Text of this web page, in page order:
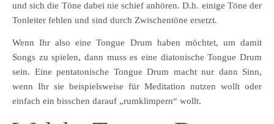
und sich die Töne dabei nie schief anhören. D.h. einige Töne der
Tonleiter fehlen und sind durch Zwischentöne ersetzt.
Wenn Ihr also eine Tongue Drum haben möchtet, um damit
Songs zu spielen, dann muss es eine diatonische Tongue Drum
sein. Eine pentatonische Tongue Drum macht nur dann Sinn,
wenn Ihr sie beispielsweise für Meditation nutzen wollt oder
einfach ein bisschen darauf „rumklimpern“ wollt.